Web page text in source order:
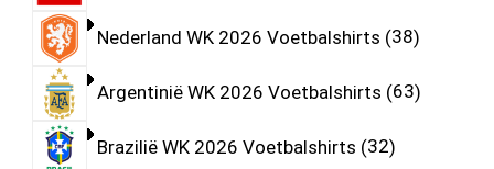
Nederland WK 2026 Voetbalshirts 38
Argentinië WK 2026 Voetbalshirts 63
Brazilië WK 2026 Voetbalshirts 32